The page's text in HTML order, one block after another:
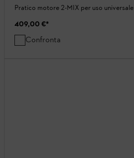
Pratico motore 2-MIX per uso universale
409,00 €*
Confronta